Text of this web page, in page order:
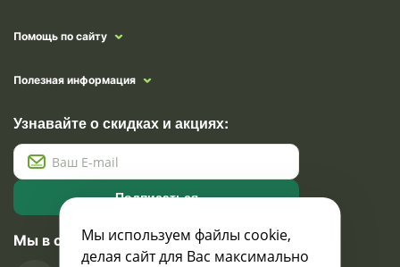
Помощь по сайту
Полезная информация
Узнавайте о скидках и акциях:
Подписаться
Мы в социальных сетях
Мы используем файлы cookie,
делая сайт для Вас максимально